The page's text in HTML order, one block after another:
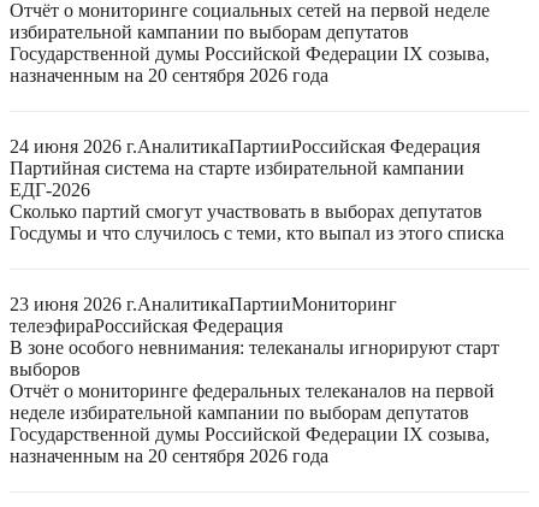
Отчёт о мониторинге социальных сетей на первой неделе
избирательной кампании по выборам депутатов
Государственной думы Российской Федерации IX созыва,
назначенным на 20 сентября 2026 года
24 июня 2026 г.АналитикаПартииРоссийская Федерация
Партийная система на старте избирательной кампании
ЕДГ-2026
Сколько партий смогут участвовать в выборах депутатов
Госдумы и что случилось с теми, кто выпал из этого списка
23 июня 2026 г.АналитикаПартииМониторинг
телеэфираРоссийская Федерация
В зоне особого невнимания: телеканалы игнорируют старт
выборов
Отчёт о мониторинге федеральных телеканалов на первой
неделе избирательной кампании по выборам депутатов
Государственной думы Российской Федерации IX созыва,
назначенным на 20 сентября 2026 года